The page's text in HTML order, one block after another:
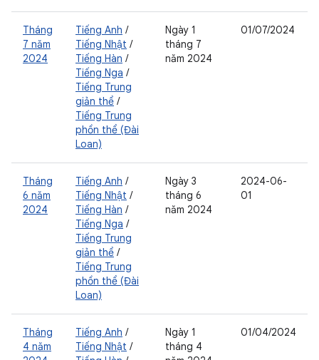
Tháng
7 năm
2024
Tiếng Anh /
Tiếng Nhật /
Tiếng Hàn /
Tiếng Nga /
Tiếng Trung
giản thể /
Tiếng Trung
phồn thể (Đài
Loan)
Ngày 1
tháng 7
năm 2024
01/07/2024
Tháng
6 năm
2024
Tiếng Anh /
Tiếng Nhật /
Tiếng Hàn /
Tiếng Nga /
Tiếng Trung
giản thể /
Tiếng Trung
phồn thể (Đài
Loan)
Ngày 3
tháng 6
năm 2024
2024-06-
01
Tháng
4 năm
Tiếng Anh /
Tiếng Nhật /
Ngày 1
tháng 4
01/04/2024